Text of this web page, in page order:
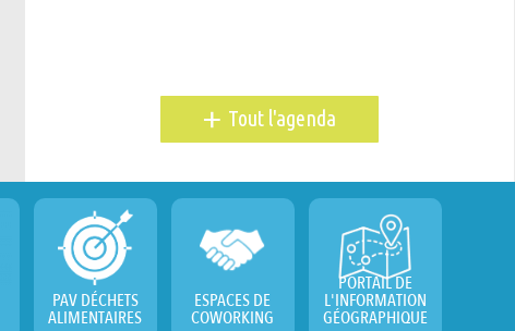
+ Tout l'agenda
PAV DÉCHETS
ALIMENTAIRES
ESPACES DE
COWORKING
PORTAIL DE
L'INFORMATION
GÉOGRAPHIQUE